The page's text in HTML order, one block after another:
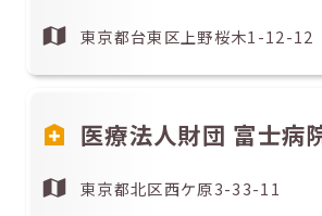
東京都台東区上野桜木1-12-12
医療法人財団 富士病
東京都北区西ケ原3-33-11